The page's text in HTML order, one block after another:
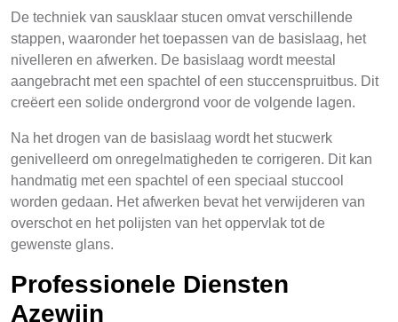
De techniek van sausklaar stucen omvat verschillende
stappen, waaronder het toepassen van de basislaag, het
nivelleren en afwerken. De basislaag wordt meestal
aangebracht met een spachtel of een stuccenspruitbus. Dit
creëert een solide ondergrond voor de volgende lagen.
Na het drogen van de basislaag wordt het stucwerk
genivelleerd om onregelmatigheden te corrigeren. Dit kan
handmatig met een spachtel of een speciaal stuccool
worden gedaan. Het afwerken bevat het verwijderen van
overschot en het polijsten van het oppervlak tot de
gewenste glans.
Professionele Diensten
Azewijn